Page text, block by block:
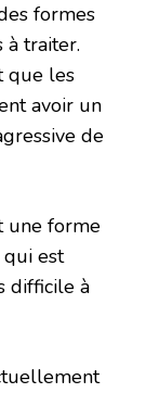
formes
à traiter.
que les
avoir un
de
une forme
est
difficile à